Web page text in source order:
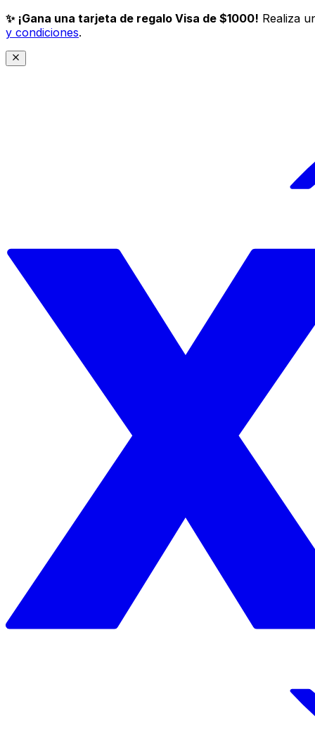
✨ ¡Gana una tarjeta de regalo Visa de $1000! Realiza
y condiciones.